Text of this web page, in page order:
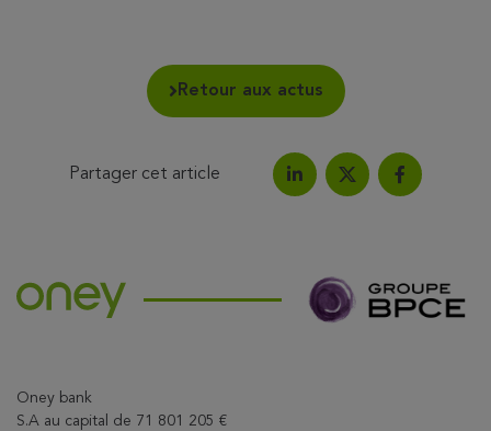
Retour aux actus
Partager cet article
Partagez l'article sur
Partagez l'article
Partagez
Oney bank
S.A au capital de 71 801 205 €